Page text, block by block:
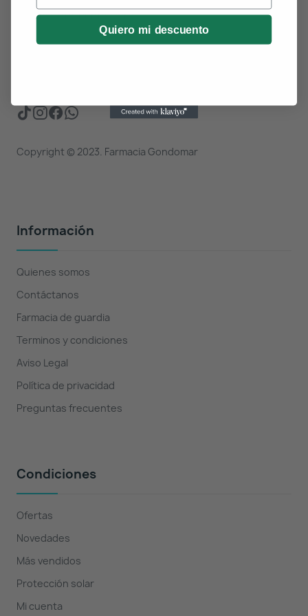
e íntima, etc. Punto Sigre.
Copyright © 2023. Farmacia Gondomar
Información
Quienes somos
Contáctanos
Farmacia de guardia
Terminos y condiciones
Aviso Legal
Política de privacidad
Preguntas frecuentes
Condiciones
Ofertas
Novedades
Más vendidos
Protección solar
Mi cuenta
Quiero mi descuento